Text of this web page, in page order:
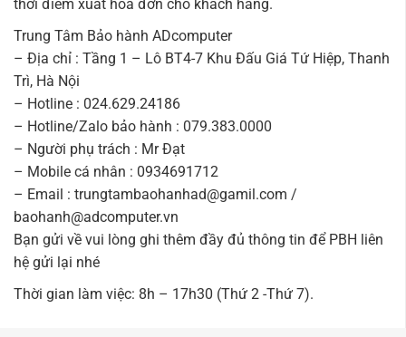
thời điểm xuất hóa đơn cho khách hàng.
Trung Tâm Bảo hành ADcomputer
– Địa chỉ : Tầng 1 – Lô BT4-7 Khu Đấu Giá Tứ Hiệp, Thanh
Trì, Hà Nội
– Hotline : 024.629.24186
– Hotline/Zalo bảo hành : 079.383.0000
– Người phụ trách : Mr Đạt
– Mobile cá nhân : 0934691712
– Email : trungtambaohanhad@gamil.com /
baohanh@adcomputer.vn
Bạn gửi về vui lòng ghi thêm đầy đủ thông tin để PBH liên
hệ gửi lại nhé
Thời gian làm việc: 8h – 17h30 (Thứ 2 -Thứ 7).